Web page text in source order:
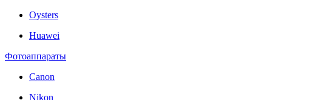
Oysters
Huawei
Фотоаппараты
Canon
Nikon